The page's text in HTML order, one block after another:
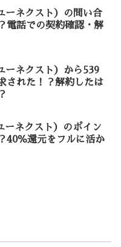
ネクスト）の問い合
電話での契約確認・解
ネクスト）から539
された！？解約したは
ネクスト）のポイン
40％還元をフルに活か